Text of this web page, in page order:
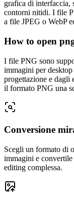
grafica di interfaccia,
contorni nitidi. I file
a file JPEG o WebP
How to open
I file PNG sono
immagini per
progettazione e dagli
il formato PNG una
Conversione
Scegli un formato di
immagini e
editing complessa.